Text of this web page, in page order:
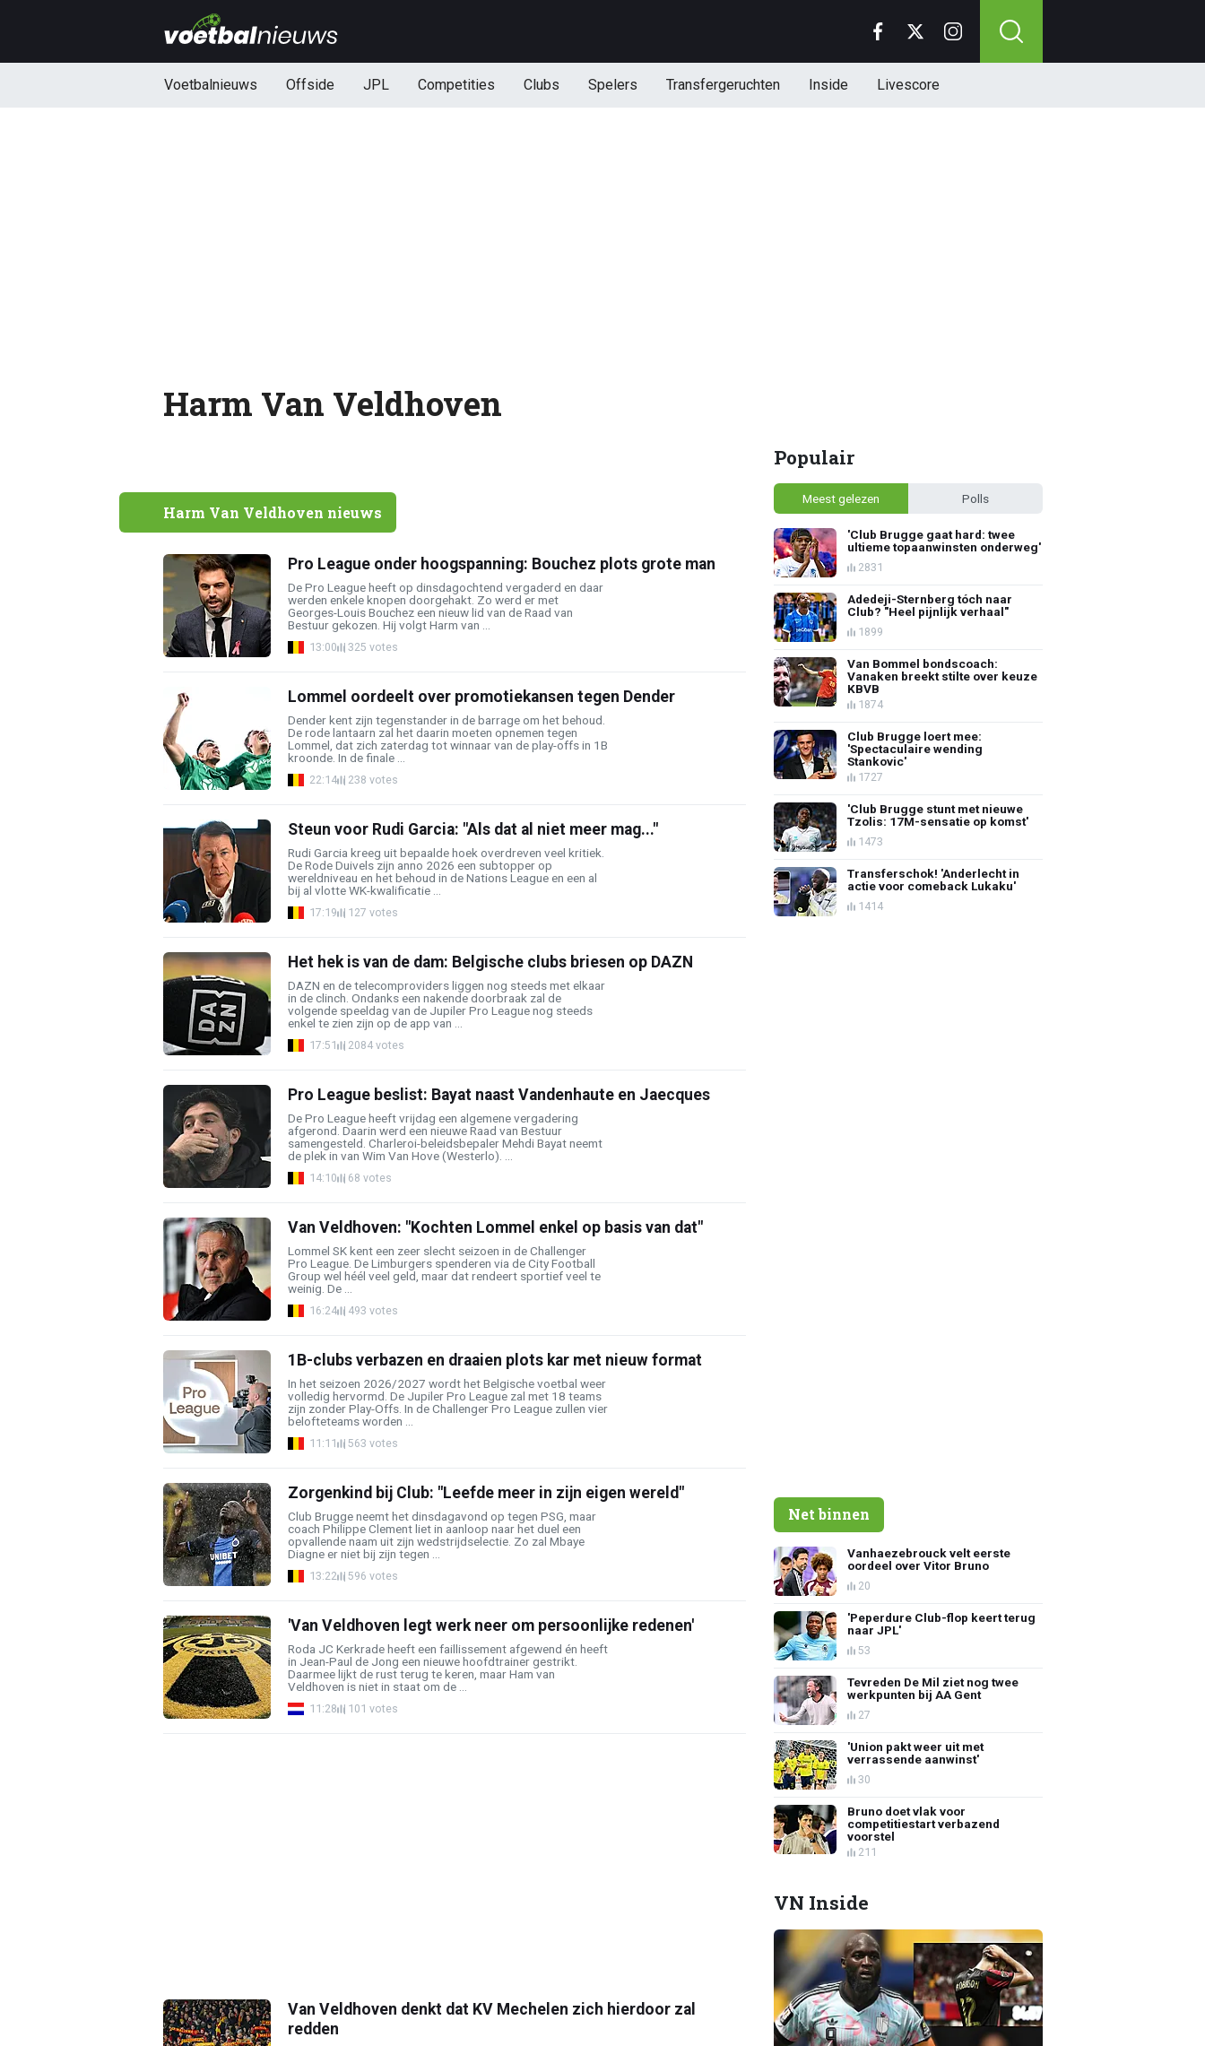
Voetbalnieuws Offside JPL Competities Clubs Spelers Transfergeruchten Inside Livescore
Harm Van Veldhoven
Harm Van Veldhoven nieuws
Pro League onder hoogspanning: Bouchez plots grote man
De Pro League heeft op dinsdagochtend vergaderd en daar
werden enkele knopen doorgehakt. Zo werd er met
Georges-Louis Bouchez een nieuw lid van de Raad van
Bestuur gekozen. Hij volgt Harm van ...
13:00 325 votes
Lommel oordeelt over promotiekansen tegen Dender
Dender kent zijn tegenstander in de barrage om het behoud.
De rode lantaarn zal het daarin moeten opnemen tegen
Lommel, dat zich zaterdag tot winnaar van de play-offs in 1B
kroonde. In de finale ...
22:14 238 votes
Steun voor Rudi Garcia: "Als dat al niet meer mag..."
Rudi Garcia kreeg uit bepaalde hoek overdreven veel kritiek.
De Rode Duivels zijn anno 2026 een subtopper op
wereldniveau en het behoud in de Nations League en een al
bij al vlotte WK-kwalificatie ...
17:19 127 votes
Het hek is van de dam: Belgische clubs briesen op DAZN
DAZN en de telecomproviders liggen nog steeds met elkaar
in de clinch. Ondanks een nakende doorbraak zal de
volgende speeldag van de Jupiler Pro League nog steeds
enkel te zien zijn op de app van ...
17:51 2084 votes
Pro League beslist: Bayat naast Vandenhaute en Jaecques
De Pro League heeft vrijdag een algemene vergadering
afgerond. Daarin werd een nieuwe Raad van Bestuur
samengesteld. Charleroi-beleidsbepaler Mehdi Bayat neemt
de plek in van Wim Van Hove (Westerlo). ...
14:10 68 votes
Van Veldhoven: "Kochten Lommel enkel op basis van dat"
Lommel SK kent een zeer slecht seizoen in de Challenger
Pro League. De Limburgers spenderen via de City Football
Group wel héél veel geld, maar dat rendeert sportief veel te
weinig. De ...
16:24 493 votes
1B-clubs verbazen en draaien plots kar met nieuw format
In het seizoen 2026/2027 wordt het Belgische voetbal weer
volledig hervormd. De Jupiler Pro League zal met 18 teams
zijn zonder Play-Offs. In de Challenger Pro League zullen vier
belofteteams worden ...
11:11 563 votes
Zorgenkind bij Club: "Leefde meer in zijn eigen wereld"
Club Brugge neemt het dinsdagavond op tegen PSG, maar
coach Philippe Clement liet in aanloop naar het duel een
opvallende naam uit zijn wedstrijdselectie. Zo zal Mbaye
Diagne er niet bij zijn tegen ...
13:22 596 votes
'Van Veldhoven legt werk neer om persoonlijke redenen'
Roda JC Kerkrade heeft een faillissement afgewend én heeft
in Jean-Paul de Jong een nieuwe hoofdtrainer gestrikt.
Daarmee lijkt de rust terug te keren, maar Ham van
Veldhoven is niet in staat om de ...
11:28 101 votes
Van Veldhoven denkt dat KV Mechelen zich hierdoor zal
redden
Populair
Meest gelezen Polls
'Club Brugge gaat hard: twee
ultieme topaanwinsten onderweg'
2831
Adedeji-Sternberg tóch naar
Club? "Heel pijnlijk verhaal"
1899
Van Bommel bondscoach:
Vanaken breekt stilte over keuze
KBVB
1874
Club Brugge loert mee:
'Spectaculaire wending
Stankovic'
1727
'Club Brugge stunt met nieuwe
Tzolis: 17M-sensatie op komst'
1473
Transferschok! 'Anderlecht in
actie voor comeback Lukaku'
1414
Net binnen
Vanhaezebrouck velt eerste
oordeel over Vitor Bruno
20
'Peperdure Club-flop keert terug
naar JPL'
53
Tevreden De Mil ziet nog twee
werkpunten bij AA Gent
27
'Union pakt weer uit met
verrassende aanwinst'
30
Bruno doet vlak voor
competitiestart verbazend
voorstel
211
VN Inside